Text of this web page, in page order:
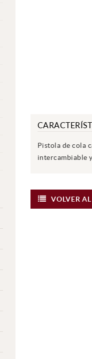
Pistola de cola
intercambiable
VOLVER